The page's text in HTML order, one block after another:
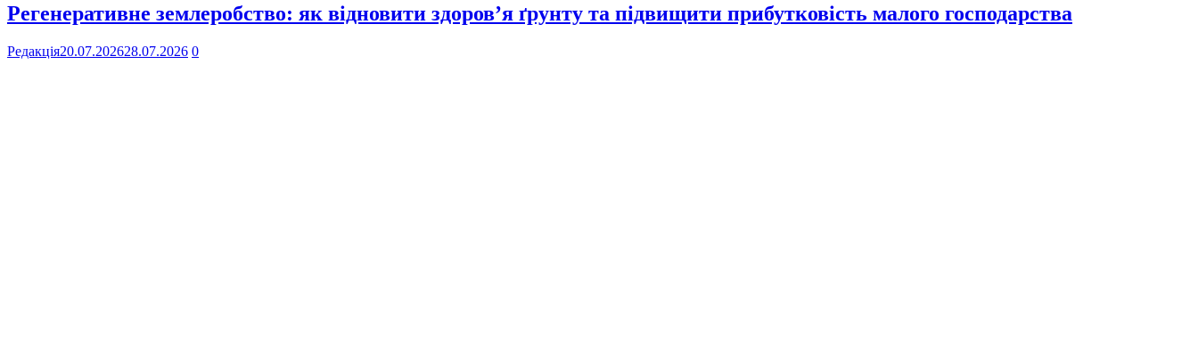
Регенеративне землеробство: як відновити здоров’я ґрунту та підвищити прибутковість малого господарства
Редакція20.07.202628.07.2026 0